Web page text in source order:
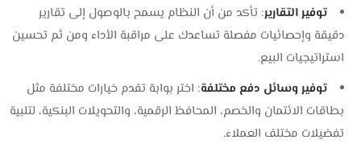
توفير التقارير: تأكد من أن النظام يسمح بالوصول إلى تقارير
دقيقة وإحصائيات مفصلة تساعدك على مراقبة الأداء ومن ثم تحسين
استراتيجيات البيع.
توفير وسائل دفع مختلفة: اختر بوابة تقدم خيارات مختلفة مثل
بطاقات الائتمان والخصم، المحافظ الرقمية، والتحويلات البنكية، لتلبية
تفضيلات مختلف العملاء.